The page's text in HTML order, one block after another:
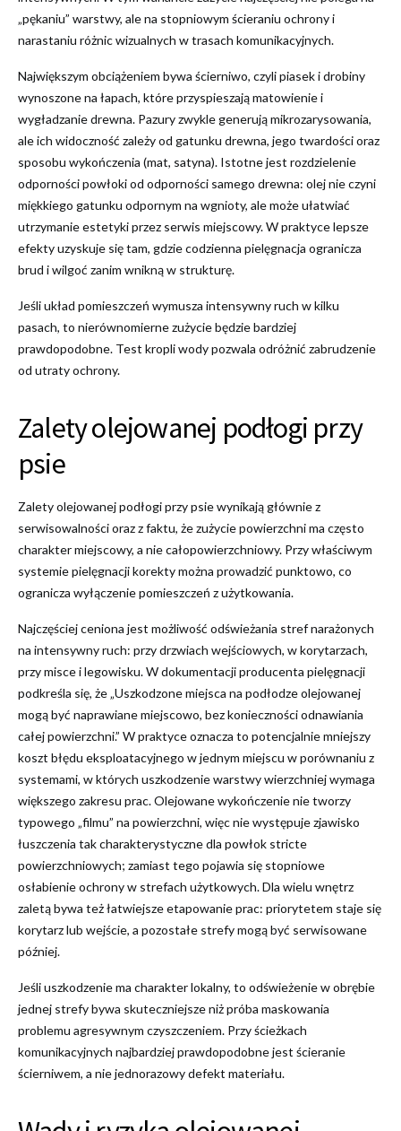
„pękaniu” warstwy, ale na stopniowym ścieraniu ochrony i
narastaniu różnic wizualnych w trasach komunikacyjnych.
Największym obciążeniem bywa ścierniwo, czyli piasek i drobiny
wynoszone na łapach, które przyspieszają matowienie i
wygładzanie drewna. Pazury zwykle generują mikrozarysowania,
ale ich widoczność zależy od gatunku drewna, jego twardości oraz
sposobu wykończenia (mat, satyna). Istotne jest rozdzielenie
odporności powłoki od odporności samego drewna: olej nie czyni
miękkiego gatunku odpornym na wgnioty, ale może ułatwiać
utrzymanie estetyki przez serwis miejscowy. W praktyce lepsze
efekty uzyskuje się tam, gdzie codzienna pielęgnacja ogranicza
brud i wilgoć zanim wnikną w strukturę.
Jeśli układ pomieszczeń wymusza intensywny ruch w kilku
pasach, to nierównomierne zużycie będzie bardziej
prawdopodobne. Test kropli wody pozwala odróżnić zabrudzenie
od utraty ochrony.
Zalety olejowanej podłogi przy
psie
Zalety olejowanej podłogi przy psie wynikają głównie z
serwisowalności oraz z faktu, że zużycie powierzchni ma często
charakter miejscowy, a nie całopowierzchniowy. Przy właściwym
systemie pielęgnacji korekty można prowadzić punktowo, co
ogranicza wyłączenie pomieszczeń z użytkowania.
Najczęściej ceniona jest możliwość odświeżania stref narażonych
na intensywny ruch: przy drzwiach wejściowych, w korytarzach,
przy misce i legowisku. W dokumentacji producenta pielęgnacji
podkreśla się, że „Uszkodzone miejsca na podłodze olejowanej
mogą być naprawiane miejscowo, bez konieczności odnawiania
całej powierzchni.” W praktyce oznacza to potencjalnie mniejszy
koszt błędu eksploatacyjnego w jednym miejscu w porównaniu z
systemami, w których uszkodzenie warstwy wierzchniej wymaga
większego zakresu prac. Olejowane wykończenie nie tworzy
typowego „filmu” na powierzchni, więc nie występuje zjawisko
łuszczenia tak charakterystyczne dla powłok stricte
powierzchniowych; zamiast tego pojawia się stopniowe
osłabienie ochrony w strefach użytkowych. Dla wielu wnętrz
zaletą bywa też łatwiejsze etapowanie prac: priorytetem staje się
korytarz lub wejście, a pozostałe strefy mogą być serwisowane
później.
Jeśli uszkodzenie ma charakter lokalny, to odświeżenie w obrębie
jednej strefy bywa skuteczniejsze niż próba maskowania
problemu agresywnym czyszczeniem. Przy ścieżkach
komunikacyjnych najbardziej prawdopodobne jest ścieranie
ścierniwem, a nie jednorazowy defekt materiału.